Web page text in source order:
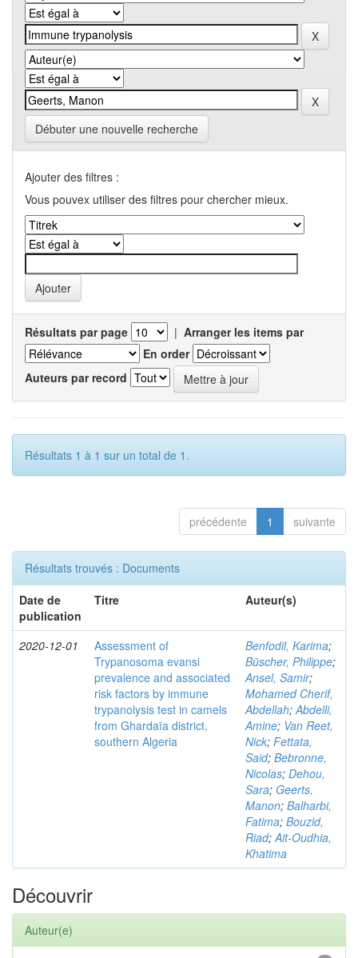
Débuter une nouvelle recherche
Ajouter des filtres :
Vous pouvex utiliser des filtres pour chercher mieux.
Résultats par page | Arranger les items par
En order
Auteurs par record
Résultats 1 à 1 sur un total de 1.
précédente 1 suivante
Résultats trouvés : Documents
Date de
publication
Titre Auteur(s)
2020-12-01
Assessment of
Trypanosoma evansi
prevalence and associated
risk factors by immune
trypanolysis test in camels
from Ghardaïa district,
southern Algeria
Benfodil, Karima;
Büscher, Philippe;
Ansel, Samir;
Mohamed Cherif,
Abdellah;Abdelli,
Amine; Van Reet,
Nick; Fettata,
Said; Bebronne,
Nicolas; Dehou,
Sara; Geerts,
Manon; Balharbi,
Fatima; Bouzid,
Riad;Ait-Oudhia,
Khatima
Découvrir
Auteur(e)